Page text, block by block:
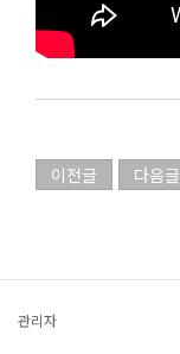
이전글 다음글
관리자